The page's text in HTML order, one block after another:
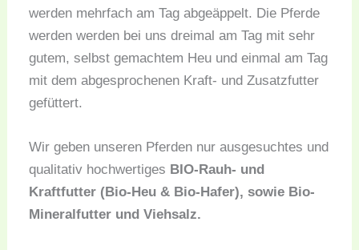
werden mehrfach am Tag abgeäppelt. Die Pferde
werden werden bei uns dreimal am Tag mit sehr
gutem, selbst gemachtem Heu und einmal am Tag
mit dem abgesprochenen Kraft- und Zusatzfutter
gefüttert.
Wir geben unseren Pferden nur ausgesuchtes und
qualitativ hochwertiges BIO-Rauh- und
Kraftfutter (Bio-Heu & Bio-Hafer), sowie Bio-
Mineralfutter und Viehsalz.